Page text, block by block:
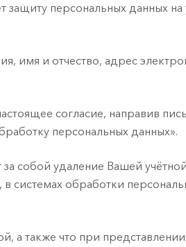
персональных данных
имя и отчество, адрес
согласие, направив
персональных данных».
собой удаление Вашей
системах обработки
а также что при